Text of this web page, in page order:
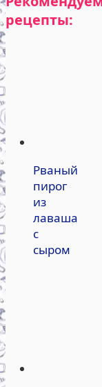
рецепты:
Рваный
пирог
из
лаваша
с
сыром